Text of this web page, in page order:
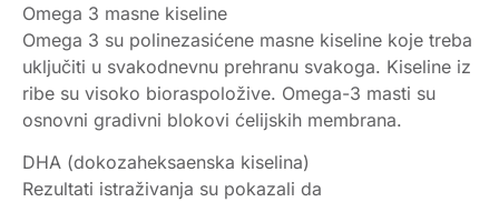
Omega 3 masne kiseline
Omega 3 su polinezasićene masne kiseline koje treba
uključiti u svakodnevnu prehranu svakoga. Kiseline iz
ribe su visoko bioraspoložive. Omega-3 masti su
osnovni gradivni blokovi ćelijskih membrana.
DHA (dokozaheksaenska kiselina)
Rezultati istraživanja su pokazali da